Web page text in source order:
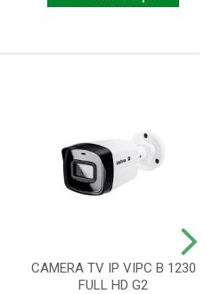
CAMERA TV IP VIPC B 1230
FULL HD G2